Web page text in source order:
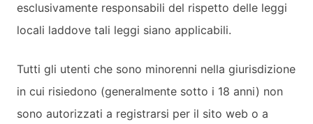
esclusivamente responsabili del rispetto delle leggi
locali laddove tali leggi siano applicabili.
Tutti gli utenti che sono minorenni nella giurisdizione
in cui risiedono (generalmente sotto i 18 anni) non
sono autorizzati a registrarsi per il sito web o a